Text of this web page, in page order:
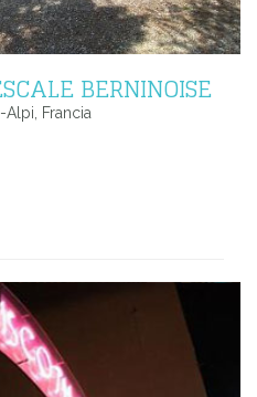
BERNINOISE
Francia